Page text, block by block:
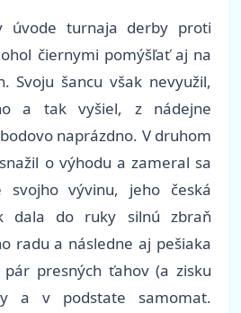
úvode turnaja derby proti
čiernymi pomýšľať aj na
Svoju šancu však nevyužil,
a tak vyšiel, z nádejne
naprázdno. V druhom
o výhodu a zameral sa
svojho vývinu, jeho česká
dala do ruky silnú zbraň
radu a následne aj pešiaka
presných ťahov (a zisku
a v podstate samomat.